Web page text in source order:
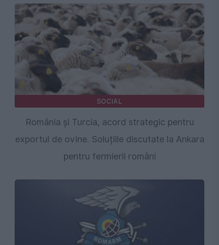
SOCIAL
România și Turcia, acord strategic pentru
exportul de ovine. Soluțiile discutate la Ankara
pentru fermierii români